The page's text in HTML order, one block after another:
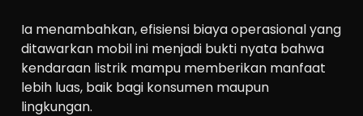
Ia menambahkan, efisiensi biaya operasional yang
ditawarkan mobil ini menjadi bukti nyata bahwa
kendaraan listrik mampu memberikan manfaat
lebih luas, baik bagi konsumen maupun
lingkungan.